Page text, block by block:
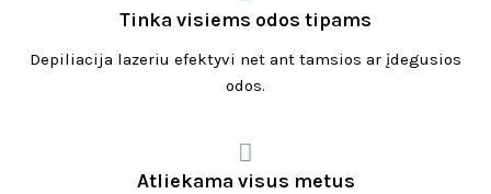
Tinka visiems odos tipams
Depiliacija lazeriu efektyvi net ant tamsios ar įdegusios
odos.
Atliekama visus metus